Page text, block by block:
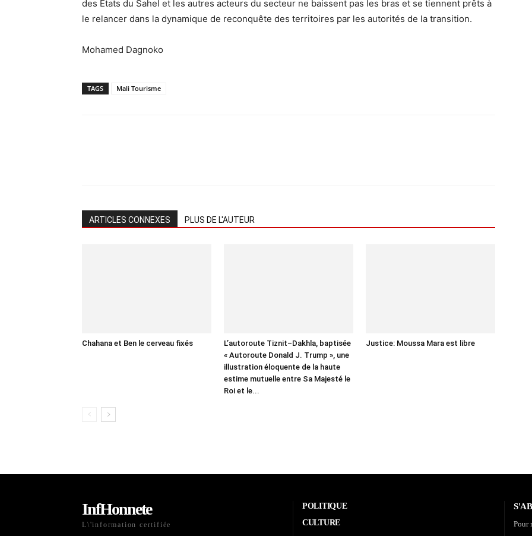
des États du Sahel et les autres acteurs du secteur ne baissent pas les bras et se tiennent prêts à
le relancer dans la dynamique de reconquête des territoires par les autorités de la transition.
Mohamed Dagnoko
TAGS Mali Tourisme
ARTICLES CONNEXES PLUS DE L'AUTEUR
Chahana et Ben le cerveau fixés
L’autoroute Tiznit–Dakhla, baptisée
« Autoroute Donald J. Trump », une
illustration éloquente de la haute
estime mutuelle entre Sa Majesté le
Roi et le...
Justice: Moussa Mara est libre
InfHonnete
L\'information certifiée
POLITIQUE
CULTURE
Pour